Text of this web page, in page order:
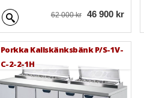
62 000 kr 46 900 kr
Porkka Kallskänksbänk P/S-1V-
C-2-2-1H